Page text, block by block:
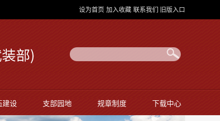
设为首页 加入收藏 联系我们 旧版入口
建设 支部园地 规章制度 下载中心